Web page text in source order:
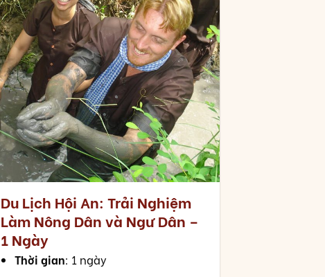
Du Lịch Hội An: Trải Nghiệm
Làm Nông Dân và Ngư Dân –
1 Ngày
Thời gian: 1 ngày